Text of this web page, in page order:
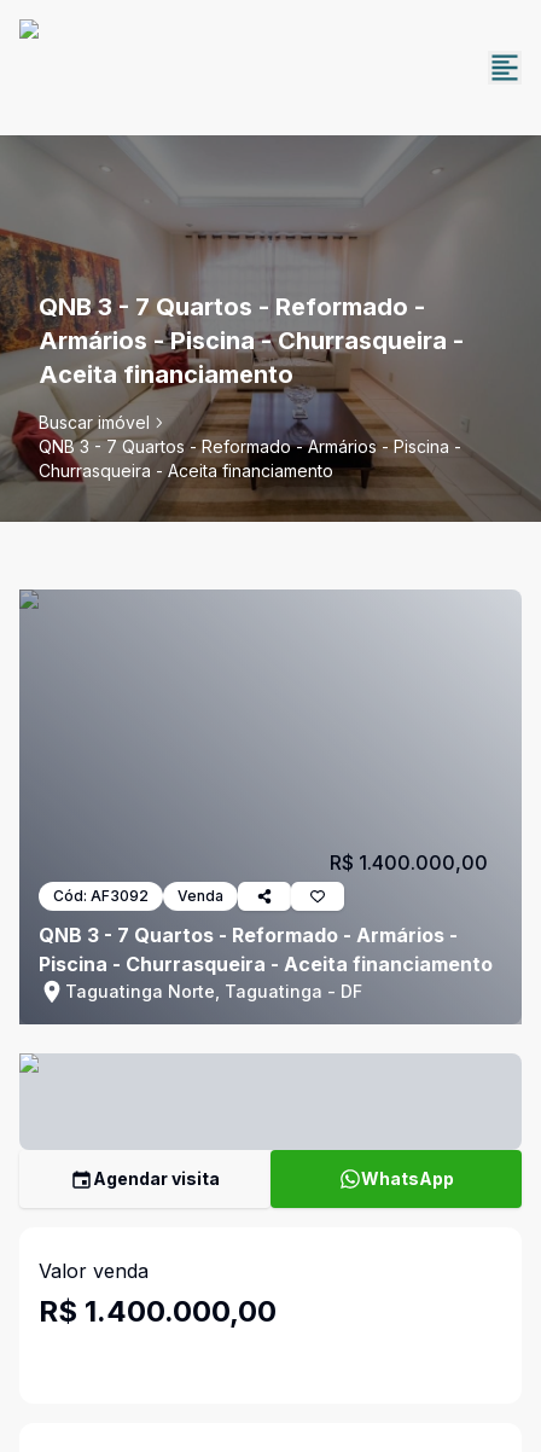
QNB 3 - 7 Quartos - Reformado -
Armários - Piscina - Churrasqueira -
Aceita financiamento
Buscar imóvel
QNB 3 - 7 Quartos - Reformado - Armários - Piscina -
Churrasqueira - Aceita financiamento
Cód: AF3092 Venda
QNB 3 - 7 Quartos - Reformado - Armários -
Piscina - Churrasqueira - Aceita financiamento
Taguatinga Norte, Taguatinga - DF
R$ 1.400.000,00
Agendar visita WhatsApp
Valor venda
R$ 1.400.000,00